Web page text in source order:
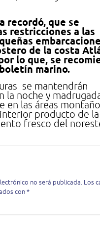
recordó, que se
restricciones a las
de la costa
lo que, se
marino.
se mantendrán
la noche y
en las áreas
producto de
fresco del
no será publicada. Los
con*